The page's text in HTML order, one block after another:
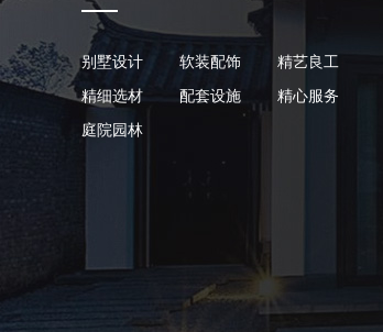
别墅设计 软装配饰 精艺良工
精细选材 配套设施 精心服务
庭院园林